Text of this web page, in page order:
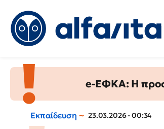
e-ΕΦΚΑ: Η
Εκπαίδευση 23.03.2026 - 00:34